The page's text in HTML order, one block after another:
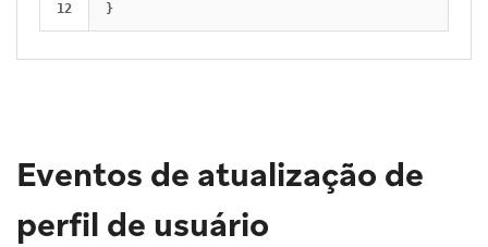
}
Eventos de atualização de
perfil de usuário